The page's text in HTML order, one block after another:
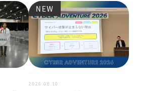
NEW
2026.08.10